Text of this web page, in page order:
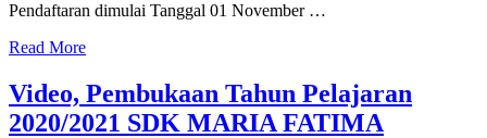
Pendaftaran dimulai Tanggal 01 November …
Read More
Video, Pembukaan Tahun Pelajaran
2020/2021 SDK MARIA FATIMA